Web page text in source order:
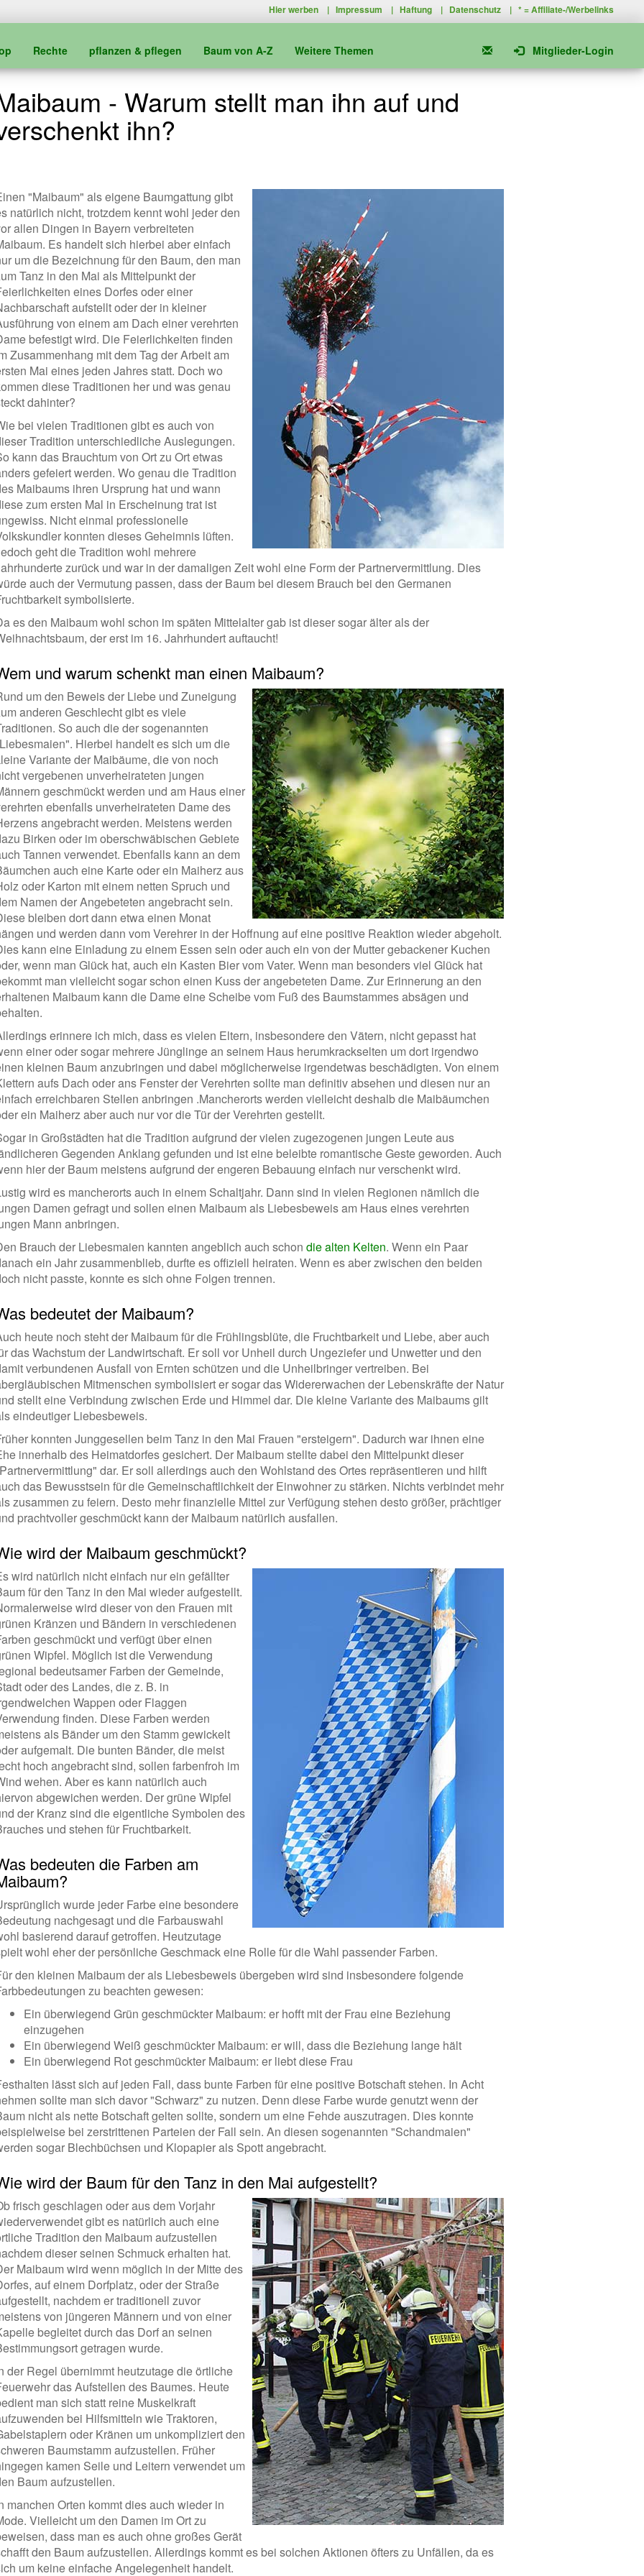
Hier werben |Impressum |Haftung | Datenschutz | * =Affiliate-/Werbelinks
Rechte pflanzen & pflegen Baum von A-Z Weitere Themen Mitglieder-Login
- Warum stellt man ihn auf und
ihn?
"Maibaum" als eigene Baumgattung gibt
natürlich nicht, trotzdem kennt wohl jeder den
allen Dingen in Bayern verbreiteten
Es handelt sich hierbei aber einfach
um die Bezeichnung für den Baum, den man
Tanz in den Mai als Mittelpunkt der
eines Dorfes oder einer
aufstellt oder der in kleiner
von einem am Dach einer verehrten
befestigt wird. Die Feierlichkeiten finden
Zusammenhang mit dem Tag der Arbeit am
Mai eines jeden Jahres statt. Doch wo
diese Traditionen her und was genau
dahinter?
bei vielen Traditionen gibt es auch von
Tradition unterschiedliche Auslegungen.
kann das Brauchtum von Ort zu Ort etwas
gefeiert werden. Wo genau die Tradition
Maibaums ihren Ursprung hat und wann
zum ersten Mal in Erscheinung trat ist
Nicht einmal professionelle
konnten dieses Geheimnis lüften.
geht die Tradition wohl mehrere
zurück und war in der damaligen Zeit wohl eine Form der Partnervermittlung. Dies
auch der Vermutung passen, dass der Baum bei diesem Brauch bei den Germanen
symbolisierte.
es den Maibaum wohl schon im späten Mittelalter gab ist dieser sogar älter als der
der erst im 16. Jahrhundert auftaucht!
und warum schenkt man einen Maibaum?
um den Beweis der Liebe und Zuneigung
anderen Geschlecht gibt es viele
So auch die der sogenannten
Hierbei handelt es sich um die
Variante der Maibäume, die von noch
vergebenen unverheirateten jungen
geschmückt werden und am Haus einer
ebenfalls unverheirateten Dame des
angebracht werden. Meistens werden
Birken oder im oberschwäbischen Gebiete
Tannen verwendet. Ebenfalls kann an dem
auch eine Karte oder ein Maiherz aus
oder Karton mit einem netten Spruch und
Namen der Angebeteten angebracht sein.
bleiben dort dann etwa einen Monat
und werden dann vom Verehrer in der Hoffnung auf eine positive Reaktion wieder abgeholt.
kann eine Einladung zu einem Essen sein oder auch ein von der Mutter gebackener Kuchen
wenn man Glück hat, auch ein Kasten Bier vom Vater. Wenn man besonders viel Glück hat
man vielleicht sogar schon einen Kuss der angebeteten Dame. Zur Erinnerung an den
Maibaum kann die Dame eine Scheibe vom Fuß des Baumstammes absägen und
erinnere ich mich, dass es vielen Eltern, insbesondere den Vätern, nicht gepasst hat
einer oder sogar mehrere Jünglinge an seinem Haus herumkrackselten um dort irgendwo
kleinen Baum anzubringen und dabei möglicherweise irgendetwas beschädigten. Von einem
aufs Dach oder ans Fenster der Verehrten sollte man definitiv absehen und diesen nur an
erreichbaren Stellen anbringen .Mancherorts werden vielleicht deshalb die Maibäumchen
ein Maiherz aber auch nur vor die Tür der Verehrten gestellt.
in Großstädten hat die Tradition aufgrund der vielen zugezogenen jungen Leute aus
Gegenden Anklang gefunden und ist eine beleibte romantische Geste geworden. Auch
hier der Baum meistens aufgrund der engeren Bebauung einfach nur verschenkt wird.
wird es mancherorts auch in einem Schaltjahr. Dann sind in vielen Regionen nämlich die
Damen gefragt und sollen einen Maibaum als Liebesbeweis am Haus eines verehrten
Mann anbringen.
Brauch der Liebesmaien kannten angeblich auch schon die alten Kelten. Wenn ein Paar
ein Jahr zusammenblieb, durfte es offiziell heiraten. Wenn es aber zwischen den beiden
nicht passte, konnte es sich ohne Folgen trennen.
bedeutet der Maibaum?
heute noch steht der Maibaum für die Frühlingsblüte, die Fruchtbarkeit und Liebe, aber auch
das Wachstum der Landwirtschaft. Er soll vor Unheil durch Ungeziefer und Unwetter und den
verbundenen Ausfall von Ernten schützen und die Unheilbringer vertreiben. Bei
Mitmenschen symbolisiert er sogar das Widererwachen der Lebenskräfte der Natur
stellt eine Verbindung zwischen Erde und Himmel dar. Die kleine Variante des Maibaums gilt
eindeutiger Liebesbeweis.
konnten Junggesellen beim Tanz in den Mai Frauen "ersteigern". Dadurch war ihnen eine
innerhalb des Heimatdorfes gesichert. Der Maibaum stellte dabei den Mittelpunkt dieser
dar. Er soll allerdings auch den Wohlstand des Ortes repräsentieren und hilft
das Bewusstsein für die Gemeinschaftlichkeit der Einwohner zu stärken. Nichts verbindet mehr
zusammen zu feiern. Desto mehr finanzielle Mittel zur Verfügung stehen desto größer, prächtiger
prachtvoller geschmückt kann der Maibaum natürlich ausfallen.
wird der Maibaum geschmückt?
wird natürlich nicht einfach nur ein gefällter
für den Tanz in den Mai wieder aufgestellt.
wird dieser von den Frauen mit
Kränzen und Bändern in verschiedenen
geschmückt und verfügt über einen
Wipfel. Möglich ist die Verwendung
bedeutsamer Farben der Gemeinde,
oder des Landes, die z. B. in
Wappen oder Flaggen
finden. Diese Farben werden
als Bänder um den Stamm gewickelt
aufgemalt. Die bunten Bänder, die meist
hoch angebracht sind, sollen farbenfroh im
wehen. Aber es kann natürlich auch
abgewichen werden. Der grüne Wipfel
der Kranz sind die eigentliche Symbolen des
und stehen für Fruchtbarkeit.
bedeuten die Farben am
wurde jeder Farbe eine besondere
nachgesagt und die Farbauswahl
basierend darauf getroffen. Heutzutage
wohl eher der persönliche Geschmack eine Rolle für die Wahl passender Farben.
den kleinen Maibaum der als Liebesbeweis übergeben wird sind insbesondere folgende
zu beachten gewesen:
Ein überwiegend Grün geschmückter Maibaum: er hofft mit der Frau eine Beziehung
einzugehen
Ein überwiegend Weiß geschmückter Maibaum: er will, dass die Beziehung lange hält
Ein überwiegend Rot geschmückter Maibaum: er liebt diese Frau
lässt sich auf jeden Fall, dass bunte Farben für eine positive Botschaft stehen. In Acht
sollte man sich davor "Schwarz" zu nutzen. Denn diese Farbe wurde genutzt wenn der
nicht als nette Botschaft gelten sollte, sondern um eine Fehde auszutragen. Dies konnte
bei zerstrittenen Parteien der Fall sein. An diesen sogenannten "Schandmaien"
sogar Blechbüchsen und Klopapier als Spott angebracht.
wird der Baum für den Tanz in den Mai aufgestellt?
frisch geschlagen oder aus dem Vorjahr
gibt es natürlich auch eine
Tradition den Maibaum aufzustellen
dieser seinen Schmuck erhalten hat.
Maibaum wird wenn möglich in der Mitte des
auf einem Dorfplatz, oder der Straße
nachdem er traditionell zuvor
von jüngeren Männern und von einer
begleitet durch das Dorf an seinen
getragen wurde.
der Regel übernimmt heutzutage die örtliche
das Aufstellen des Baumes. Heute
man sich statt reine Muskelkraft
bei Hilfsmitteln wie Traktoren,
oder Kränen um unkompliziert den
Baumstamm aufzustellen. Früher
kamen Seile und Leitern verwendet um
Baum aufzustellen.
manchen Orten kommt dies auch wieder in
Vielleicht um den Damen im Ort zu
dass man es auch ohne großes Gerät
den Baum aufzustellen. Allerdings kommt es bei solchen Aktionen öfters zu Unfällen, da es
um keine einfache Angelegenheit handelt.